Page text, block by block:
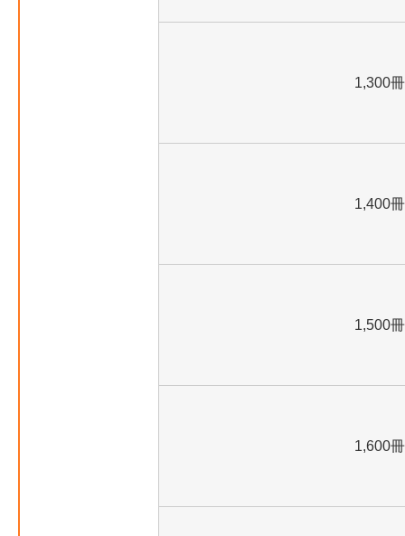
1,300冊
1,400冊
1,500冊
1,600冊